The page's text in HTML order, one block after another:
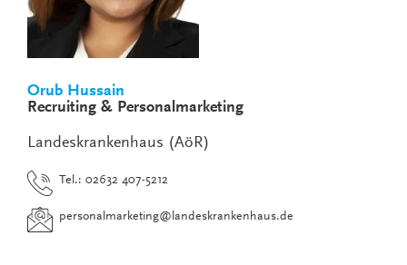
Orub Hussain
Recruiting & Personalmarketing
Landeskrankenhaus (AöR)
Tel.: 02632 407-5212
personalmarketing@landeskrankenhaus.de